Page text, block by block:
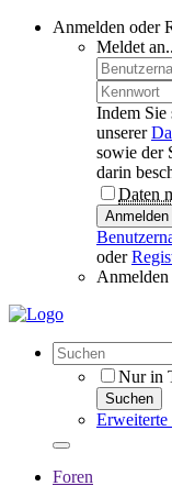
Anmelden oder
Meldet
Indem Sie
unserer
sowie der
darin
Daten
Anmelden
oder
Nur in
Suchen
Erweiterte
Foren